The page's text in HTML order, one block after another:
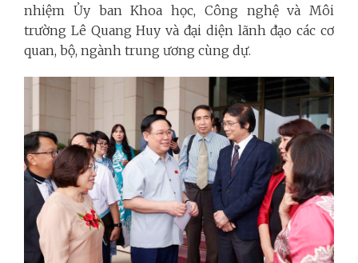
nhiệm Ủy ban Khoa học, Công nghệ và Môi
trường Lê Quang Huy và đại diện lãnh đạo các cơ
quan, bộ, ngành trung ương cùng dự.